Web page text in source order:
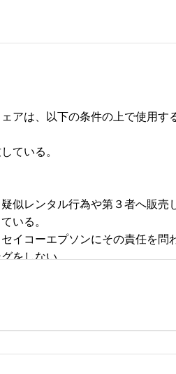
アは、以下の条件の上で使用
ている。
似レンタル行為や第３者へ販売
いる。
イコーエプソンにその責任を問
グをしない。